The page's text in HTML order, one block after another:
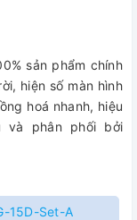
sản phẩm chính
hiện số màn hình
hoá nhanh, hiệu
và phân phối bởi
15D-Set-A